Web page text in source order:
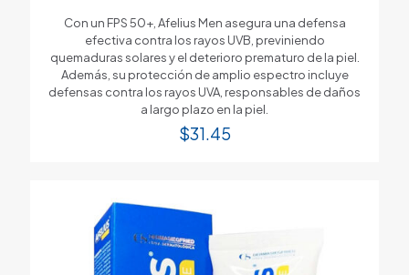
Con un FPS 50+, Afelius Men asegura una defensa
efectiva contra los rayos UVB, previniendo
quemaduras solares y el deterioro prematuro de la piel.
Además, su protección de amplio espectro incluye
defensas contra los rayos UVA, responsables de daños
a largo plazo en la piel.
$31.45